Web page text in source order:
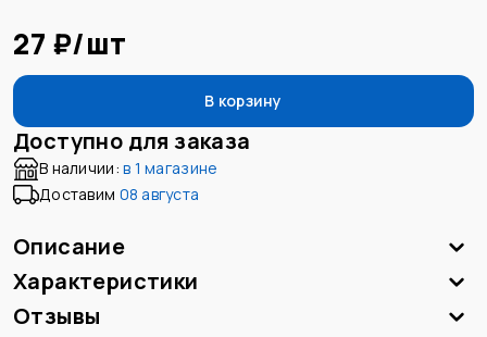
27 ₽/шт
В корзину
Доступно для заказа
В наличии: в 1 магазине
Доставим 08 августа
Описание
Характеристики
Отзывы